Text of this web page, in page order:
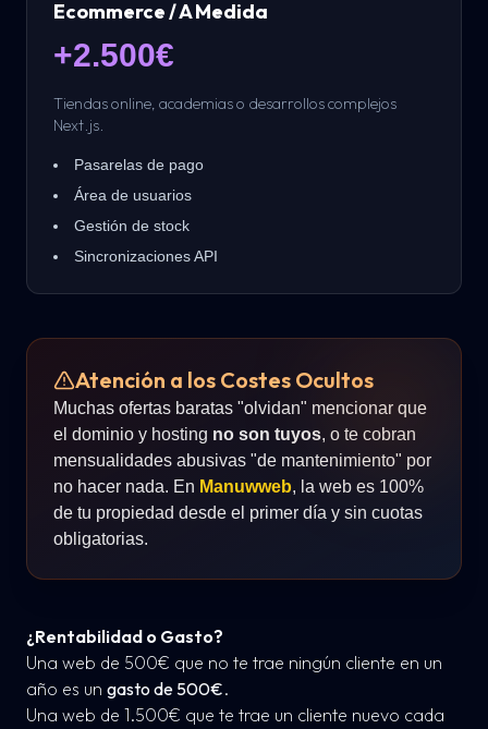
Ecommerce / A Medida
+2.500€
Tiendas online, academias o desarrollos complejos
Next.js.
Pasarelas de pago
Área de usuarios
Gestión de stock
Sincronizaciones API
Atención a los Costes Ocultos
Muchas ofertas baratas "olvidan" mencionar que
el dominio y hosting no son tuyos, o te cobran
mensualidades abusivas "de mantenimiento" por
no hacer nada. En Manuwweb, la web es 100%
de tu propiedad desde el primer día y sin cuotas
obligatorias.
¿Rentabilidad o Gasto?
Una web de 500€ que no te trae ningún cliente en un
año es un gasto de 500€.
Una web de 1.500€ que te trae un cliente nuevo cada